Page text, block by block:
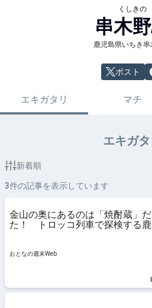
くしきの
串木野
鹿児島県いちき串
ポスト
エキガタリ マチ
エキガタ
新着順
3件の記事を表示しています
金山の奥にあるのは「焼酎蔵」
た！ トロッコ列車で探検する鹿
となの週末Web
おとなの週末Web